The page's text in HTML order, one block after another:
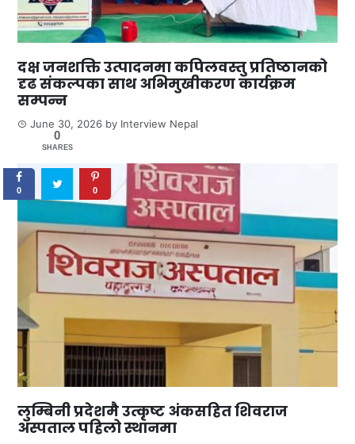
दक्ष जनशक्ति उत्पादनमा कपिलवस्तु प्रतिष्ठानको
दृढ संकल्पका साथ अभिमुखीकरण कार्यक्रम
सम्पन्न
June 30, 2026 by Interview Nepal
लुम्बिनी प्रदेशमै उत्कृष्ट अंकसहित शिवराज
अस्पताल पहिलो स्थानमा
0
SHARES
0 0